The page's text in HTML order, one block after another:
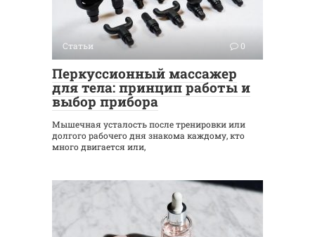
Статьи 0
Перкуссионный массажер
для тела: принцип работы и
выбор прибора
Мышечная усталость после тренировки или
долгого рабочего дня знакома каждому, кто
много двигается или,